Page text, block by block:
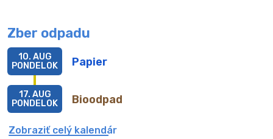
Zber odpadu
Papier
10. AUG
PONDELOK
Bioodpad
17. AUG
PONDELOK
Zobraziť celý kalendár